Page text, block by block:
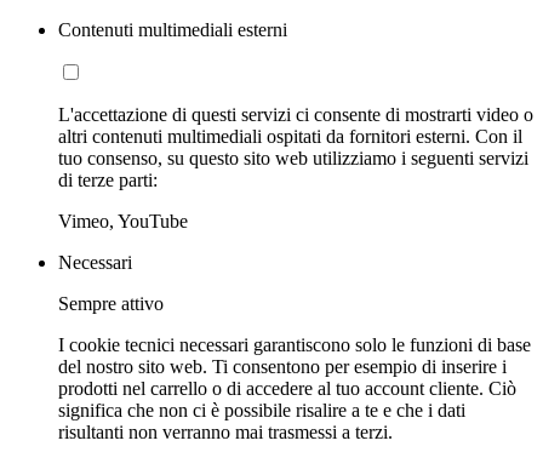
Contenuti multimediali esterni
L'accettazione di questi servizi ci consente di mostrarti video o
altri contenuti multimediali ospitati da fornitori esterni. Con il
tuo consenso, su questo sito web utilizziamo i seguenti servizi
di terze parti:
Vimeo, YouTube
Necessari
Sempre attivo
I cookie tecnici necessari garantiscono solo le funzioni di base
del nostro sito web. Ti consentono per esempio di inserire i
prodotti nel carrello o di accedere al tuo account cliente. Ciò
significa che non ci è possibile risalire a te e che i dati
risultanti non verranno mai trasmessi a terzi.